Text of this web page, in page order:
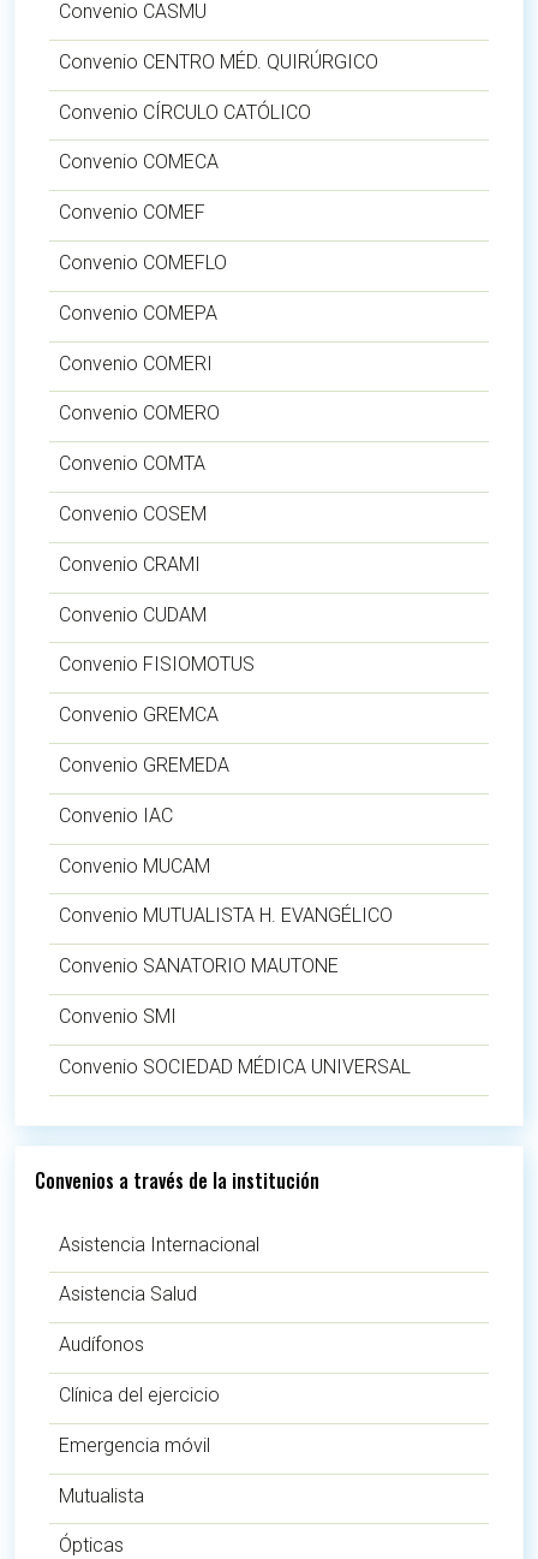
Convenio CASMU
Convenio CENTRO MÉD. QUIRÚRGICO
Convenio CÍRCULO CATÓLICO
Convenio COMECA
Convenio COMEF
Convenio COMEFLO
Convenio COMEPA
Convenio COMERI
Convenio COMERO
Convenio COMTA
Convenio COSEM
Convenio CRAMI
Convenio CUDAM
Convenio FISIOMOTUS
Convenio GREMCA
Convenio GREMEDA
Convenio IAC
Convenio MUCAM
Convenio MUTUALISTA H. EVANGÉLICO
Convenio SANATORIO MAUTONE
Convenio SMI
Convenio SOCIEDAD MÉDICA UNIVERSAL
Convenios a través de la institución
Asistencia Internacional
Asistencia Salud
Audífonos
Clínica del ejercicio
Emergencia móvil
Mutualista
Ópticas